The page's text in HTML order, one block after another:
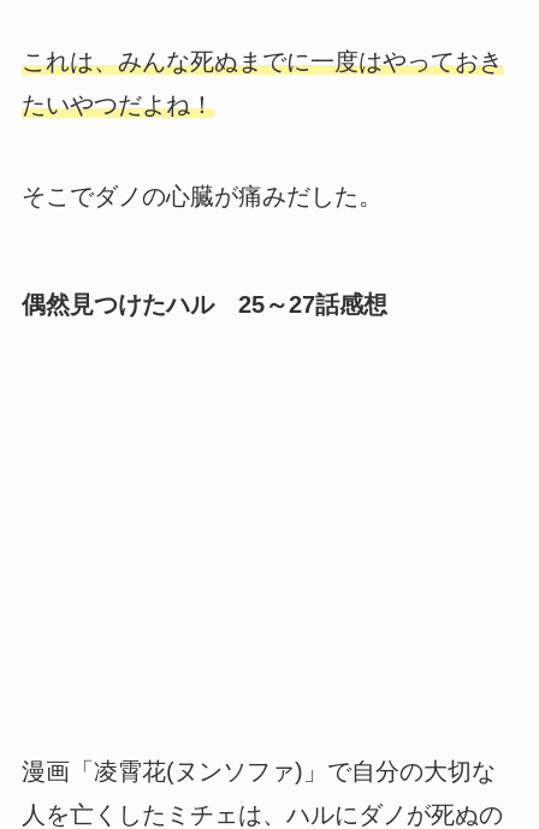
これは、みんな死ぬまでに一度はやっておき
たいやつだよね！
そこでダノの心臓が痛みだした。
偶然見つけたハル 25～27話感想
漫画「凌霄花(ヌンソファ)」で自分の大切な
人を亡くしたミチェは、ハルにダノが死ぬの